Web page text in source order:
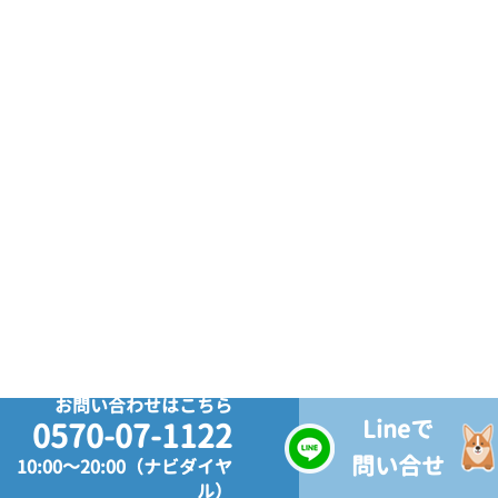
お問い合わせはこちら
0570-07-1122
10:00～20:00（ナビダイヤ
ル）
Lineで
問い合せ